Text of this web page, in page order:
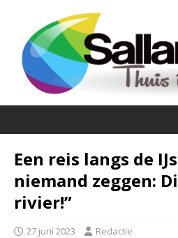
Een reis langs de
niemand zeggen:
rivier!”
27 juni 2023 Redactie